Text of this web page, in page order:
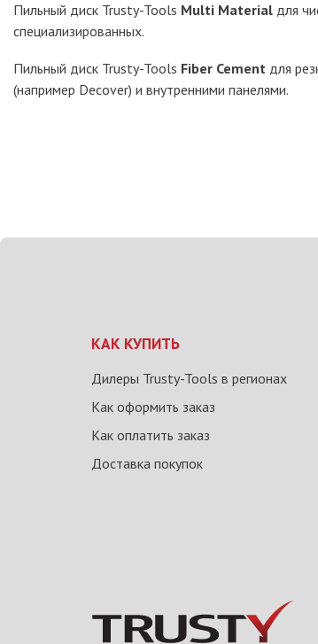
Пильный диск Trusty-Tools Multi Material для
специализированных.
Пильный диск Trusty-Tools Fiber Cement для
(например Decover) и внутренними панелями.
КАК КУПИТЬ
Дилеры Trusty-Tools в регионах
Как оформить заказ
Как оплатить заказ
Доставка покупок